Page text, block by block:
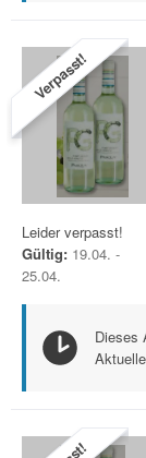
Verpasst!
Leider verpasst!
Gültig: 19.04. -
25.04.
Dieses